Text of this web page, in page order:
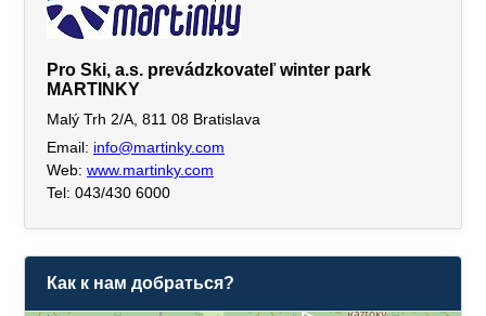
Pro Ski, a.s. prevádzkovateľ winter park
MARTINKY
Malý Trh 2/A, 811 08 Bratislava
Email: info@martinky.com
Web: www.martinky.com
Tel: 043/430 6000
Как к нам добраться?